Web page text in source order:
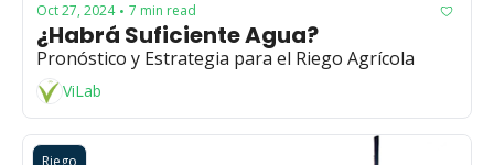
Oct 27, 2024 • 7 min read
¿Habrá Suficiente Agua?
Pronóstico y Estrategia para el Riego Agrícola
ViLab
Riego